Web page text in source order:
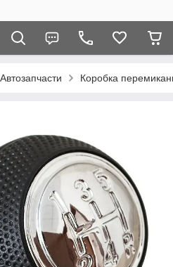
Автозапчасти Коробка